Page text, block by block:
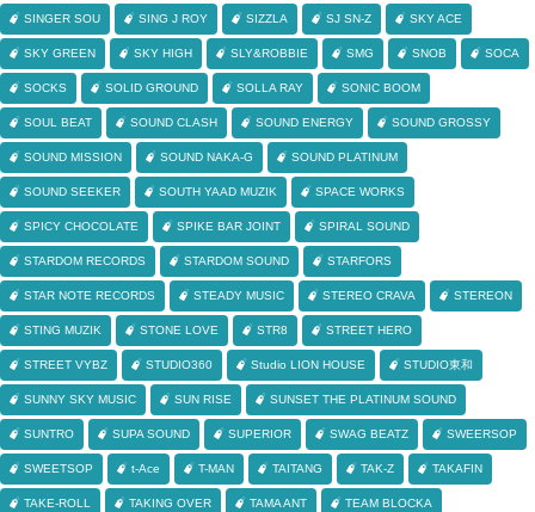
SINGER SOU SING J ROY SIZZLA SJ SN-Z SKY ACE
SKY GREEN SKY HIGH SLY&ROBBIE SMG SNOB SOCA
SOCKS SOLID GROUND SOLLA RAY SONIC BOOM
SOUL BEAT SOUND CLASH SOUND ENERGY SOUND GROSSY
SOUND MISSION SOUND NAKA-G SOUND PLATINUM
SOUND SEEKER SOUTH YAAD MUZIK SPACE WORKS
SPICY CHOCOLATE SPIKE BAR JOINT SPIRAL SOUND
STARDOM RECORDS STARDOM SOUND STARFORS
STAR NOTE RECORDS STEADY MUSIC STEREO CRAVA STEREON
STING MUZIK STONE LOVE STR8 STREET HERO
STREET VYBZ STUDIO360 Studio LION HOUSE STUDIO東和
SUNNY SKY MUSIC SUN RISE SUNSET THE PLATINUM SOUND
SUNTRO SUPA SOUND SUPERIOR SWAG BEATZ SWEERSOP
SWEETSOP t-Ace T-MAN TAITANG TAK-Z TAKAFIN
TAKE-ROLL TAKING OVER TAMA ANT TEAM BLOCKA